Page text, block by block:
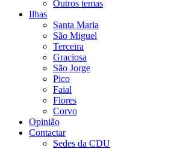
Outros temas
Ilhas
Santa Maria
São Miguel
Terceira
Graciosa
São Jorge
Pico
Faial
Flores
Corvo
Opinião
Contactar
Sedes da CDU